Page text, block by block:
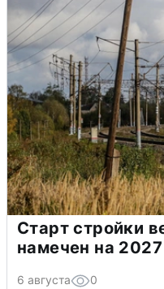
Старт стройки
намечен на 2027
6 августа 0